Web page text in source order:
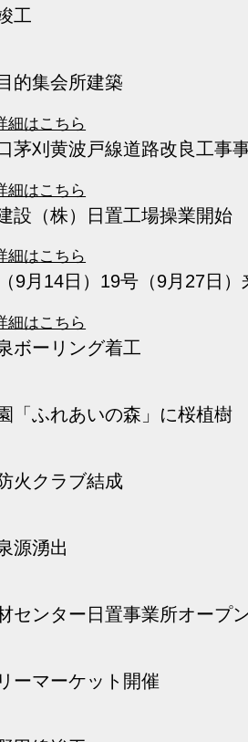
工
的集会所建築
細はこちら
茅刈黄波戸線道路改良工事
細はこちら
設（株）日置工場操業開始
細はこちら
9月14日）19号（9月27日）
細はこちら
ボーリング着工
「ふれあいの森」に桜植樹
火クラブ結成
源湧出
センター日置事業所オープ
ーマーケット開催